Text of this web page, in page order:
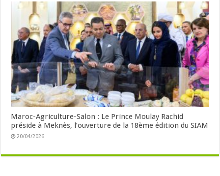
Maroc-Agriculture-Salon : Le Prince Moulay Rachid
préside à Meknès, l’ouverture de la 18ème édition du SIAM
20/04/2026